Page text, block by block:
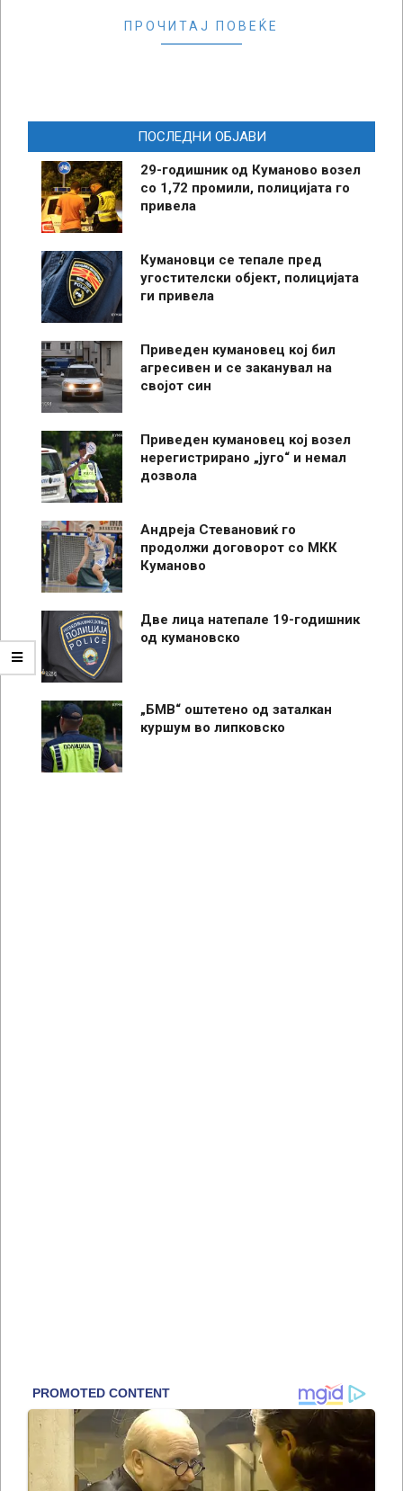
ПРОЧИТАЈ ПОВЕЌЕ
ПОСЛЕДНИ ОБЈАВИ
29-годишник од Куманово возел
со 1,72 промили, полицијата го
привела
Кумановци се тепале пред
угостителски објект, полицијата
ги привела
Приведен кумановец кој бил
агресивен и се заканувал на
својот син
Приведен кумановец кој возел
нерегистрирано „југо“ и немал
дозвола
Андреја Стевановиќ го
продолжи договорот со МКК
Куманово
Две лица натепале 19-годишник
од кумановско
„БМВ“ оштетено од заталкан
куршум во липковско